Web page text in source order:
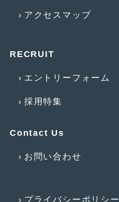
アクセスマップ
RECRUIT
エントリーフォーム
採用特集
Contact Us
お問い合わせ
プライバシーポリシー